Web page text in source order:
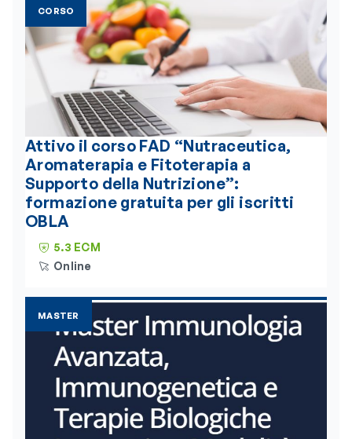
CORSO
Attivo il corso FAD “Nutraceutica,
Aromaterapia e Fitoterapia a
Supporto della Nutrizione”:
formazione gratuita per gli iscritti
OBLA
5.3 ECM
Online
MASTER